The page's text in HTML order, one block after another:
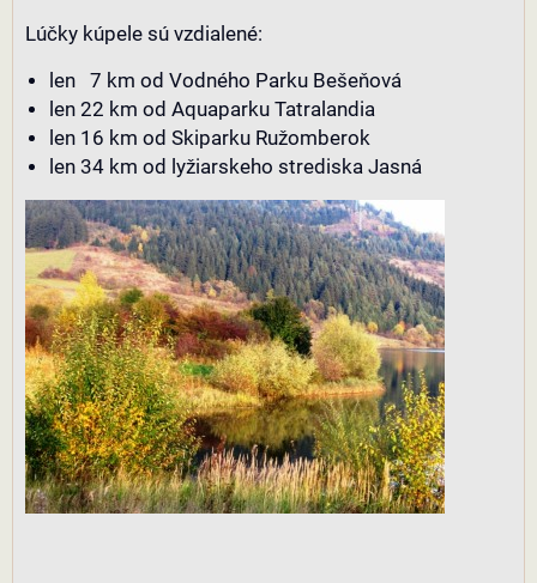
Lúčky kúpele sú vzdialené:
len 7 km od Vodného Parku Bešeňová
len 22 km od Aquaparku Tatralandia
len 16 km od Skiparku Ružomberok
len 34 km od lyžiarskeho strediska Jasná